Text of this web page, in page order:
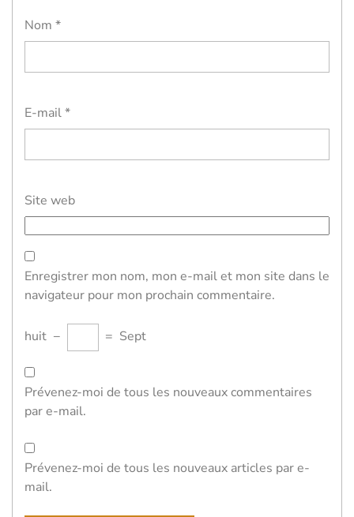
Nom *
E-mail*
Site web
Enregistrer mon nom, mon e-mail et mon site dans le
navigateur pour mon prochain commentaire.
huit − = Sept
Prévenez-moi de tous les nouveaux commentaires
par e-mail.
Prévenez-moi de tous les nouveaux articles par e-
mail.